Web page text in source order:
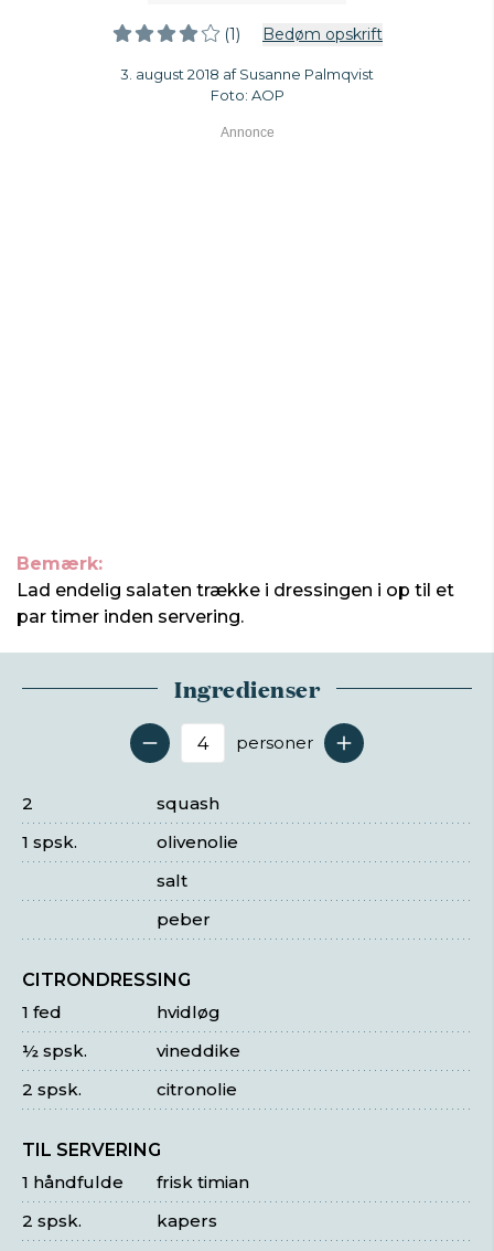
(1) Bedøm opskrift
3. august 2018 af Susanne Palmqvist
Foto: AOP
Bemærk:
Lad endelig salaten trække i dressingen i op til et
par timer inden servering.
Ingredienser
Antal serveringer
personer
squash
2
olivenolie
1 spsk.
salt
peber
CITRONDRESSING
hvidløg
1 fed
vineddike
½ spsk.
citronolie
2 spsk.
TIL SERVERING
frisk timian
1 håndfulde
kapers
2 spsk.